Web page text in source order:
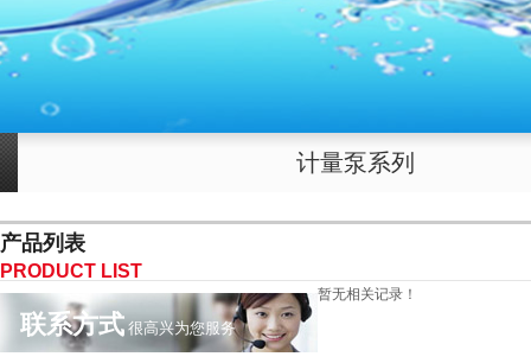
计量泵系列
产品列表
PRODUCT LIST
暂无相关记录！
联系方式 很高兴为您服务